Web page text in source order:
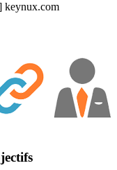
keynux.com